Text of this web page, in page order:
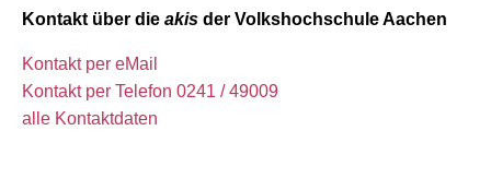
Kontakt über die akis der Volkshochschule Aachen
Kontakt per eMail
Kontakt per Telefon 0241 / 49009
alle Kontaktdaten